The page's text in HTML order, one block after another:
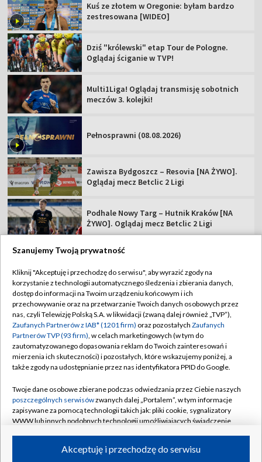
Kuś ze złotem w Oregonie: byłam bardzo
zestresowana [WIDEO]
Dziś "królewski" etap Tour de Pologne.
Oglądaj ściganie w TVP!
Multi1Liga! Oglądaj transmisję sobotnich
meczów 3. kolejki!
Pełnosprawni (08.08.2026)
Zawisza Bydgoszcz – Resovia [NA ŻYWO].
Oglądaj mecz Betclic 2 Ligi
Podhale Nowy Targ – Hutnik Kraków [NA
ŻYWO]. Oglądaj mecz Betclic 2 Ligi
TVP
Abonament TVP
Sklep TVP
Biuro Reklamy
Oferta Handlowa
Emisja w TVP
Rada Programowa
Ogłoszenia przetargowe
Akademia Telewizyjna
Regulamin TVP
Polityka prywatności
Moje zgody
Biuro reklamy
Kanały
©2026 Telewizja Polska Spółka Akcyjna w likwidacji
Szanujemy Twoją prywatność
Kliknij "Akceptuję i przechodzę do serwisu", aby wyrazić zgody na
korzystanie z technologii automatycznego śledzenia i zbierania danych,
dostęp do informacji na Twoim urządzeniu końcowym i ich
przechowywanie oraz na przetwarzanie Twoich danych osobowych przez
nas, czyli Telewizję Polską S.A. w likwidacji (zwaną dalej również „TVP”),
Zaufanych Partnerów z IAB* (1201 firm) oraz pozostałych Zaufanych
Partnerów TVP (93 firm), w celach marketingowych (w tym do
zautomatyzowanego dopasowania reklam do Twoich zainteresowań i
mierzenia ich skuteczności) i pozostałych, które wskazujemy poniżej, a
także zgody na udostępnianie przez nas identyfikatora PPID do Google.
Twoje dane osobowe zbierane podczas odwiedzania przez Ciebie naszych
poszczególnych serwisówzwanych dalej „Portalem”, w tym informacje
zapisywane za pomocą technologii takich jak: pliki cookie, sygnalizatory
WWW lub innych podobnych technologii umożliwiających świadczenie
ruchu w Internecie.Akceptuję i przechodzę do serwisu